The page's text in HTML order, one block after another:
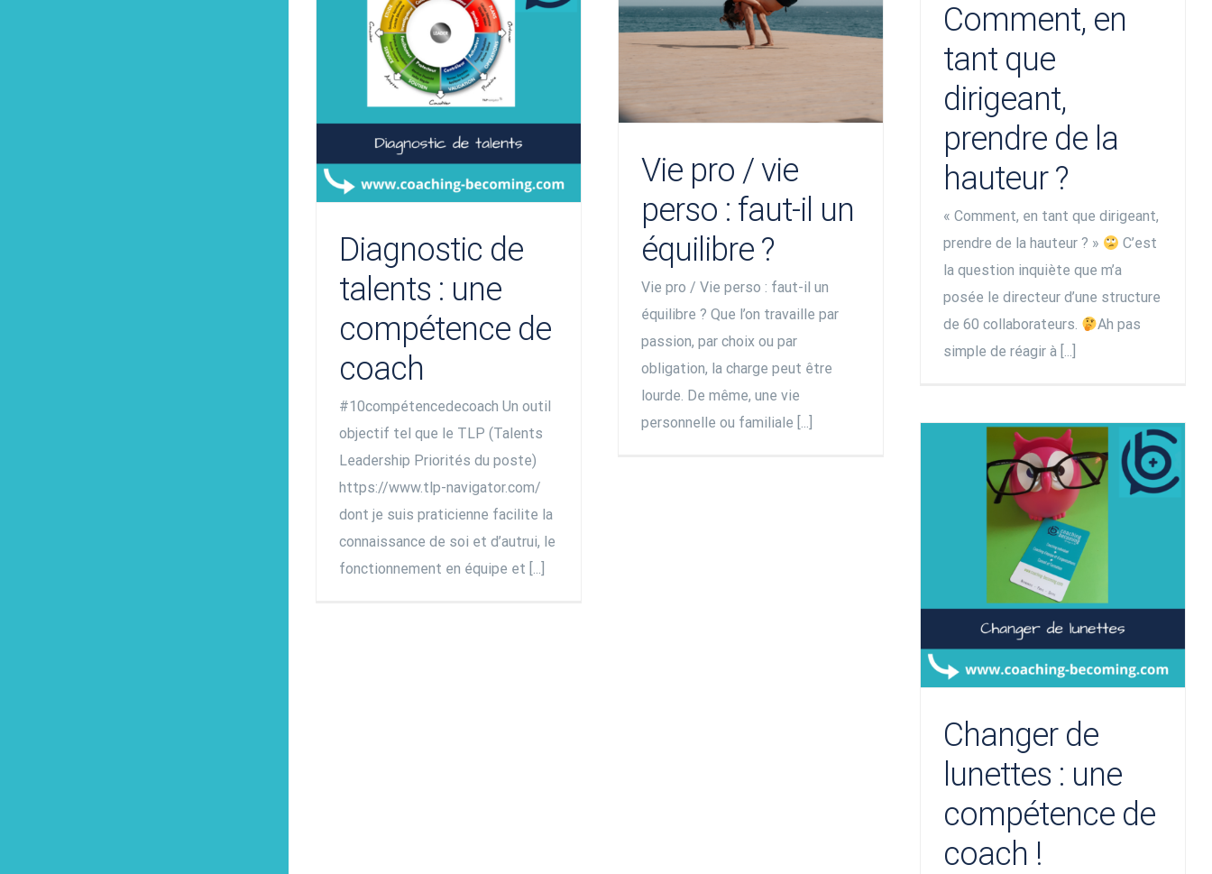
Comment, en
tant que
dirigeant,
prendre de la
hauteur ?
« Comment, en tant que dirigeant,
prendre de la hauteur ? »
C’est
la question inquiète que m’a
posée le directeur d’une structure
de 60 collaborateurs.
Ah pas
simple de réagir à [...]
Vie pro / vie
perso : faut-il un
équilibre ?
Vie pro / Vie perso : faut-il un
équilibre ? Que l’on travaille par
passion, par choix ou par
obligation, la charge peut être
lourde. De même, une vie
personnelle ou familiale [...]
Diagnostic de
talents : une
compétence de
coach
#10compétencedecoach Un outil
objectif tel que le TLP (Talents
Leadership Priorités du poste)
https://www.tlp-navigator.com/
dont je suis praticienne facilite la
connaissance de soi et d’autrui, le
fonctionnement en équipe et [...]
Changer de
lunettes : une
compétence de
coach !